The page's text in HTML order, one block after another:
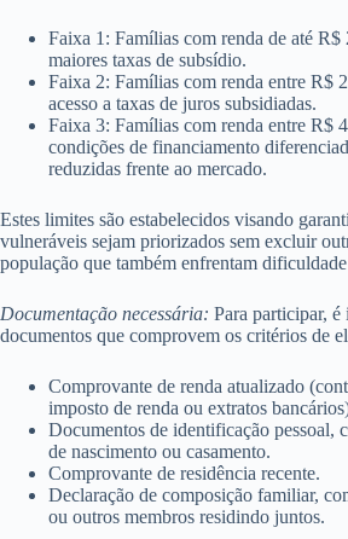
Faixa 1: Famílias com renda de até R$
maiores taxas de subsídio.
Faixa 2: Famílias com renda entre R$
acesso a taxas de juros subsidiadas.
Faixa 3: Famílias com renda entre R$
condições de financiamento
reduzidas frente ao mercado.
Estes limites são estabelecidos visando
vulneráveis sejam priorizados sem excluir
população que também enfrentam
Documentação necessária: Para participar,
documentos que comprovem os critérios de
Comprovante de renda atualizado
imposto de renda ou extratos
Documentos de identificação pessoal,
de nascimento ou casamento.
Comprovante de residência recente.
Declaração de composição familiar,
ou outros membros residindo juntos.